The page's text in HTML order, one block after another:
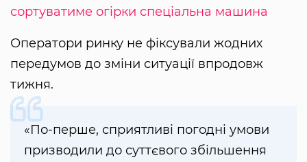
сортуватиме огірки спеціальна машина
Оператори ринку не фіксували жодних
передумов до зміни ситуації впродовж
тижня.
«По-перше, сприятливі погодні умови
призводили до суттєвого збільшення